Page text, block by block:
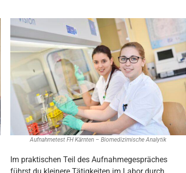
Aufnahmetest FH Kärnten – Biomedizimische Analytik
Im praktischen Teil des Aufnahmegespräches